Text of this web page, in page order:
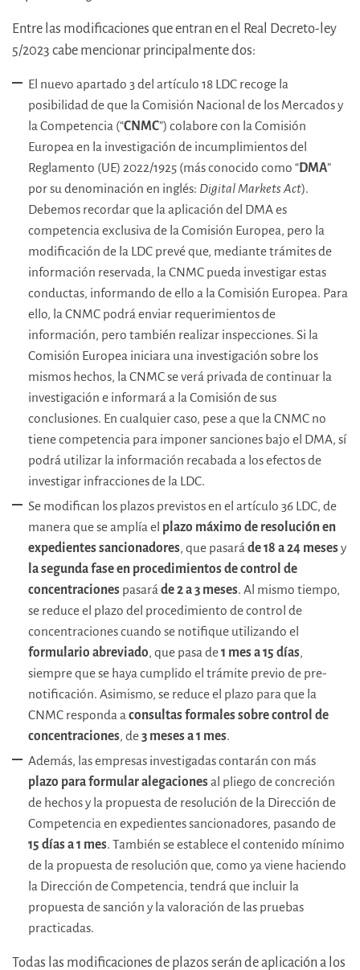
Entre las modificaciones que entran en el Real Decreto-ley
5/2023 cabe mencionar principalmente dos:
El nuevo apartado 3 del artículo 18 LDC recoge la
posibilidad de que la Comisión Nacional de los Mercados y
la Competencia (“CNMC”) colabore con la Comisión
Europea en la investigación de incumplimientos del
Reglamento (UE) 2022/1925 (más conocido como “DMA”
por su denominación en inglés: Digital Markets Act).
Debemos recordar que la aplicación del DMA es
competencia exclusiva de la Comisión Europea, pero la
modificación de la LDC prevé que, mediante trámites de
información reservada, la CNMC pueda investigar estas
conductas, informando de ello a la Comisión Europea. Para
ello, la CNMC podrá enviar requerimientos de
información, pero también realizar inspecciones. Si la
Comisión Europea iniciara una investigación sobre los
mismos hechos, la CNMC se verá privada de continuar la
investigación e informará a la Comisión de sus
conclusiones. En cualquier caso, pese a que la CNMC no
tiene competencia para imponer sanciones bajo el DMA, sí
podrá utilizar la información recabada a los efectos de
investigar infracciones de la LDC.
Se modifican los plazos previstos en el artículo 36 LDC, de
manera que se amplía el plazo máximo de resolución en
expedientes sancionadores, que pasará de 18 a 24 mesesy
la segunda fase en procedimientos de control de
concentraciones pasará de 2 a 3 meses. Al mismo tiempo,
se reduce el plazo del procedimiento de control de
concentraciones cuando se notifique utilizando el
formulario abreviado, que pasa de1 mes a 15 días,
siempre que se haya cumplido el trámite previo de pre-
notificación. Asimismo, se reduce el plazo para que la
CNMC responda a consultas formales sobre control de
concentraciones, de3 meses a 1 mes.
Además, las empresas investigadas contarán con más
plazo para formular alegacionesal pliego de concreción
de hechos y la propuesta de resolución de la Dirección de
Competencia en expedientes sancionadores, pasando de
15 días a 1 mes. También se establece el contenido mínimo
de la propuesta de resolución que, como ya viene haciendo
la Dirección de Competencia, tendrá que incluir la
propuesta de sanción y la valoración de las pruebas
practicadas.
Todas las modificaciones de plazos serán de aplicación a los